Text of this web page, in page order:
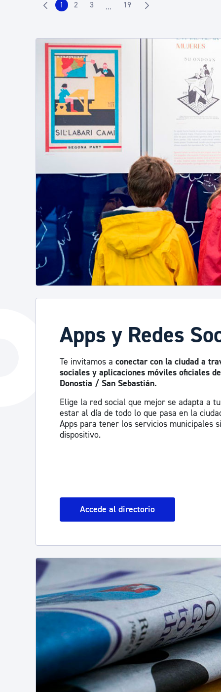
Página
1 Página
2 Página
3 ...Páginas intermedias Use TAB
Página
19
Apps y Redes
Te invitamos a conectar con la ciudad a
sociales y aplicaciones móviles oficiales
Donostia / San Sebastián.
Elige la red social que mejor se adapta a
estar al día de todo lo que pasa en la
Apps para tener los servicios municipales
dispositivo.
Accede al directorio